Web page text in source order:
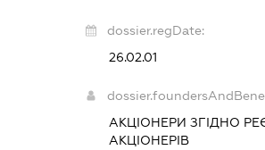
dossier.regDate:
26.02.01
АКЦІОНЕРИ ЗГІДНО
АКЦІОНЕРІВ